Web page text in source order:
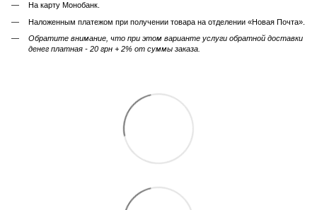
На карту Монобанк.
Наложенным платежом при получении товара на отделении «Новая Почта».
Обратите внимание, что при этом варианте услуги обратной доставки
денег платная - 20 грн + 2% от суммы заказа.